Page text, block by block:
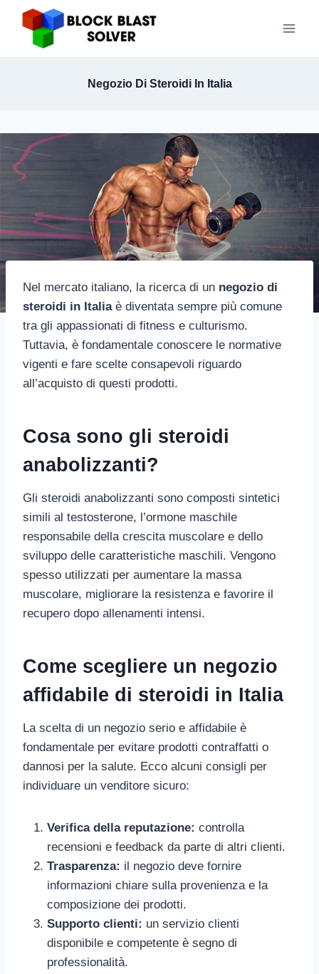
content
Negozio Di Steroidi In Italia
Nel mercato italiano, la ricerca di un negozio di
steroidi in Italiaè diventata sempre più comune
tra gli appassionati di fitness e culturismo.
Tuttavia, è fondamentale conoscere le normative
vigenti e fare scelte consapevoli riguardo
all’acquisto di questi prodotti.
Cosa sono gli steroidi
anabolizzanti?
Gli steroidi anabolizzanti sono composti sintetici
simili al testosterone, l’ormone maschile
responsabile della crescita muscolare e dello
sviluppo delle caratteristiche maschili. Vengono
spesso utilizzati per aumentare la massa
muscolare, migliorare la resistenza e favorire il
recupero dopo allenamenti intensi.
Come scegliere un negozio
affidabile di steroidi in Italia
La scelta di un negozio serio e affidabile è
fondamentale per evitare prodotti contraffatti o
dannosi per la salute. Ecco alcuni consigli per
individuare un venditore sicuro:
Verifica della reputazione: controlla
recensioni e feedback da parte di altri clienti.
Trasparenza: il negozio deve fornire
informazioni chiare sulla provenienza e la
composizione dei prodotti.
Supporto clienti: un servizio clienti
disponibile e competente è segno di
professionalità.